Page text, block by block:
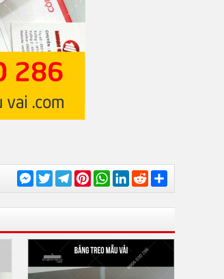
MessengerTwitterTelegramPinterestWhatsAppLinkedIn
Reddit